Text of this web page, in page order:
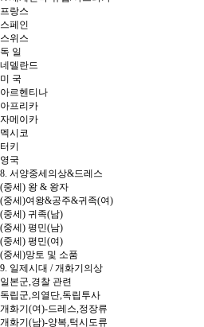
프랑스
스페인
스위스
독 일
네델란드
미 국
아르헨티나
아프리카
자메이카
멕시코
터키
영국
8. 서양중세의상&드레스
(중세) 왕 & 왕자
(중세)여왕&공주&귀족(여)
(중세) 귀족(남)
(중세) 평민(남)
(중세) 평민(여)
(중세)망토 및 소품
9. 일제시대 / 개화기의상
일본군,경찰 관련
독립군,의열단,독립투사
개화기(여)-드레스,정장류
개화기(남)-양복,턱시도류